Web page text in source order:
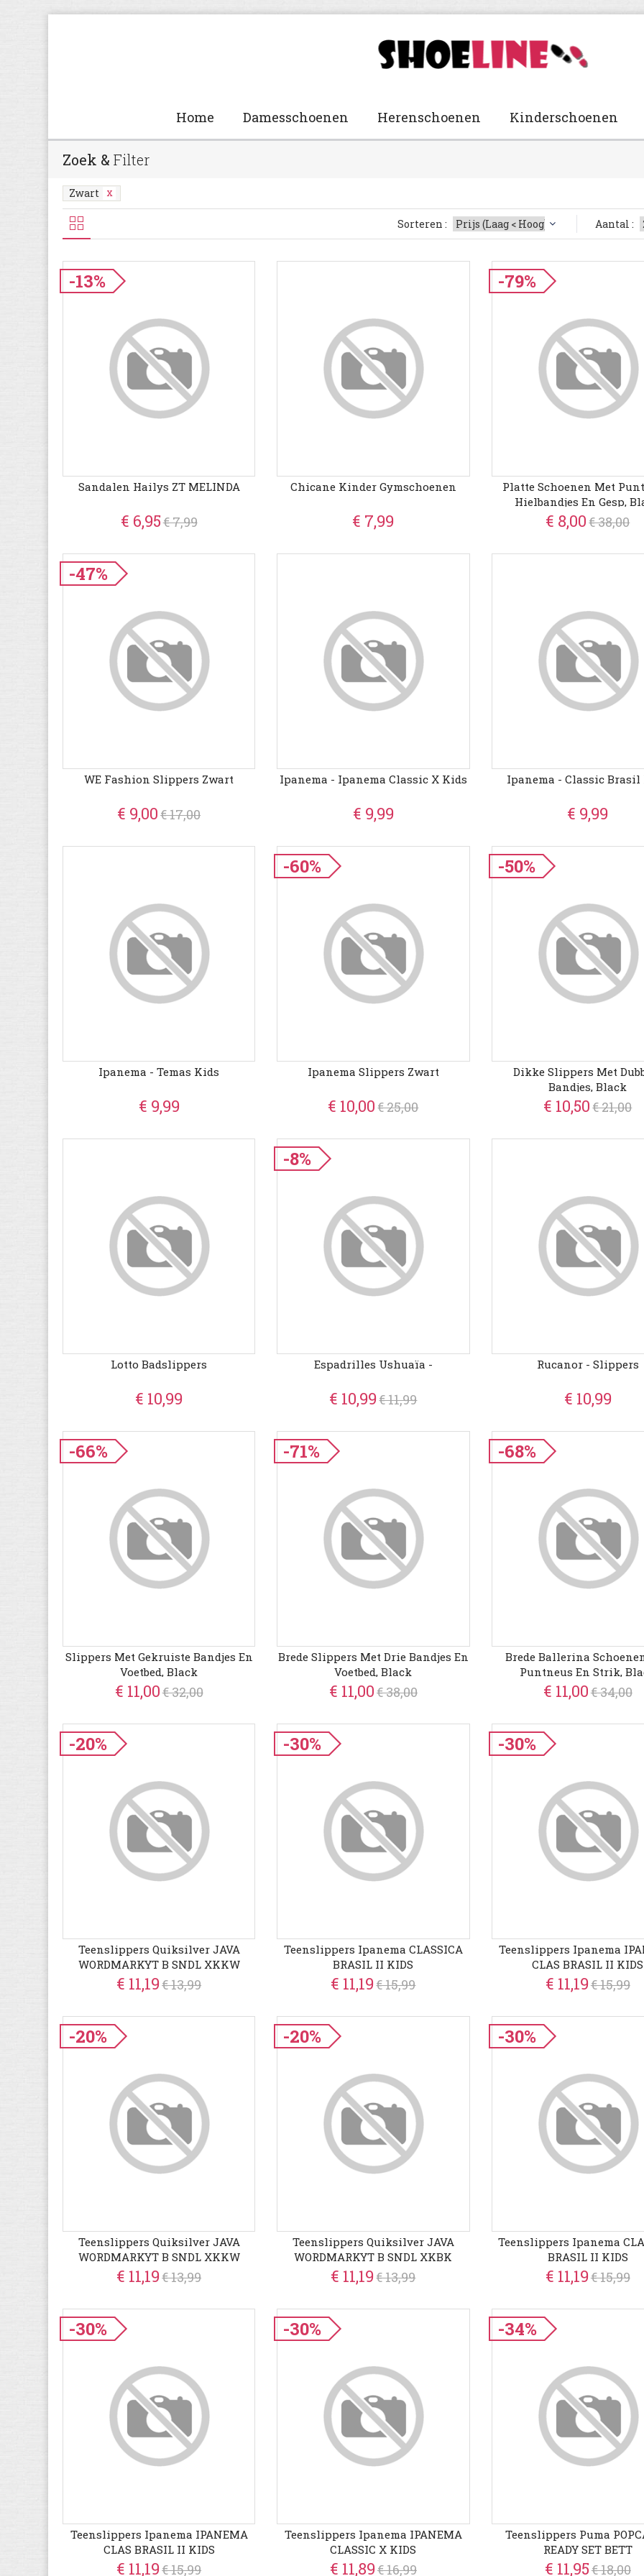
Home Damesschoenen Herenschoenen Kinderschoenen
Zoek & Filter
Zwart
Sorteren : Aantal :
-13%
Sandalen Hailys ZT MELINDA
€ 6,95€ 7,99
Chicane Kinder Gymschoenen
€ 7,99
-79%
Platte Schoenen Met
Hielbandjes En Gesp,
€ 8,00€ 38,00
-47%
WE Fashion Slippers Zwart
€ 9,00€ 17,00
Ipanema - Ipanema Classic X Kids
€ 9,99
Ipanema - Classic Brasil
€ 9,99
Ipanema - Temas Kids
€ 9,99
-60%
Ipanema Slippers Zwart
€ 10,00€ 25,00
-50%
Dikke Slippers Met
Bandjes, Black
€ 10,50€ 21,00
Lotto Badslippers
€ 10,99
-8%
Espadrilles Ushuaïa -
€ 10,99€ 11,99
Rucanor - Slippers
€ 10,99
-66%
Slippers Met Gekruiste Bandjes En
Voetbed, Black
€ 11,00€ 32,00
-71%
Brede Slippers Met Drie Bandjes En
Voetbed, Black
€ 11,00€ 38,00
-68%
Brede Ballerina
Puntneus En Strik,
€ 11,00€ 34,00
-20%
Teenslippers Quiksilver JAVA
WORDMARKYT B SNDL XKKW
€ 11,19€ 13,99
-30%
Teenslippers Ipanema CLASSICA
BRASIL II KIDS
€ 11,19€ 15,99
-30%
Teenslippers Ipanema
CLAS BRASIL II KIDS
€ 11,19€ 15,99
-20%
Teenslippers Quiksilver JAVA
WORDMARKYT B SNDL XKKW
€ 11,19€ 13,99
-20%
Teenslippers Quiksilver JAVA
WORDMARKYT B SNDL XKBK
€ 11,19€ 13,99
-30%
Teenslippers Ipanema
BRASIL II KIDS
€ 11,19€ 15,99
-30%
Teenslippers Ipanema IPANEMA
CLAS BRASIL II KIDS
€ 11,19€ 15,99
-30%
Teenslippers Ipanema IPANEMA
CLASSIC X KIDS
€ 11,89€ 16,99
-34%
Teenslippers Puma
READY SET BETT
€ 11,95€ 18,00